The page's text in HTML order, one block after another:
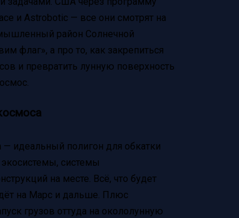
и Astrobotic — все они смотрят на
район Солнечной
флаг», а про то, как закрепиться
и превратить лунную поверхность
идеальный полигон для обкатки
системы
на месте. Всё, что будет
на Марс и дальше. Плюс
грузов оттуда на окололунную